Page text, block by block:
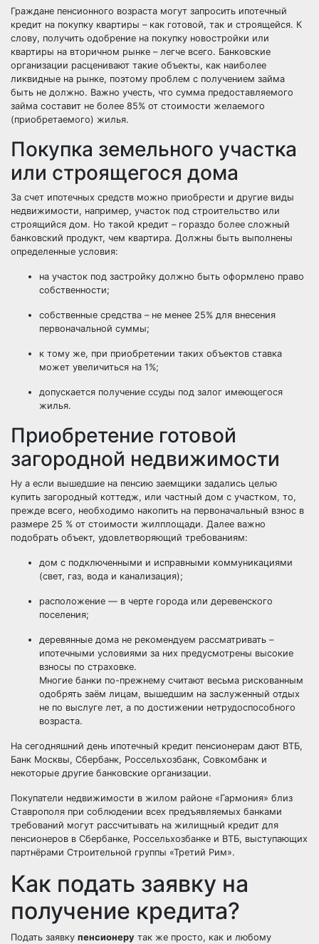
Граждане пенсионного возраста могут запросить ипотечный
кредит на покупку квартиры – как готовой, так и строящейся. К
слову, получить одобрение на покупку новостройки или
квартиры на вторичном рынке – легче всего. Банковские
организации расценивают такие объекты, как наиболее
ликвидные на рынке, поэтому проблем с получением займа
быть не должно. Важно учесть, что сумма предоставляемого
займа составит не более 85% от стоимости желаемого
(приобретаемого) жилья.
Покупка земельного участка
или строящегося дома
За счет ипотечных средств можно приобрести и другие виды
недвижимости, например, участок под строительство или
строящийся дом. Но такой кредит – гораздо более сложный
банковский продукт, чем квартира. Должны быть выполнены
определенные условия:
на участок под застройку должно быть оформлено право
собственности;
собственные средства – не менее 25% для внесения
первоначальной суммы;
к тому же, при приобретении таких объектов ставка
может увеличиться на 1%;
допускается получение ссуды под залог имеющегося
жилья.
Приобретение готовой
загородной недвижимости
Ну а если вышедшие на пенсию заемщики задались целью
купить загородный коттедж, или частный дом с участком, то,
прежде всего, необходимо накопить на первоначальный взнос в
размере 25 % от стоимости жилплощади. Далее важно
подобрать объект, удовлетворяющий требованиям:
дом с подключенными и исправными коммуникациями
(свет, газ, вода и канализация);
расположение — в черте города или деревенского
поселения;
деревянные дома не рекомендуем рассматривать –
ипотечными условиями за них предусмотрены высокие
взносы по страховке.
Многие банки по-прежнему считают весьма рискованным
одобрять заём лицам, вышедшим на заслуженный отдых
не по выслуге лет, а по достижении нетрудоспособного
возраста.
На сегодняшний день ипотечный кредит пенсионерам дают ВТБ,
Банк Москвы, Сбербанк, Россельхозбанк, Совкомбанк и
некоторые другие банковские организации.
Покупатели недвижимости в жилом районе «Гармония» близ
Ставрополя при соблюдении всех предъявляемых банками
требований могут рассчитывать на жилищный кредит для
пенсионеров в Сбербанке, Россельхозбанке и ВТБ, выступающих
партнёрами Строительной группы «Третий Рим».
Как подать заявку на
получение кредита?
Подать заявку пенсионеру так же просто, как и любому